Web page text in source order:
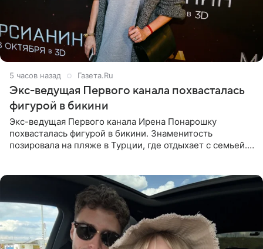
5 часов назад Газета.Ru
Экс-ведущая Первого канала похвасталась
фигурой в бикини
Экс-ведущая Первого канала Ирена Понарошку
похвасталась фигурой в бикини. Знаменитость
позировала на пляже в Турции, где отдыхает с семьей.